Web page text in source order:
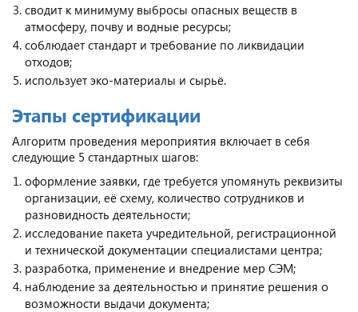
сводит к минимуму выбросы опасных веществ в
атмосферу, почву и водные ресурсы;
соблюдает стандарт и требование по ликвидации
отходов;
использует эко-материалы и сырьё.
Этапы сертификации
Алгоритм проведения мероприятия включает в себя
следующие 5 стандартных шагов:
оформление заявки, где требуется упомянуть реквизиты
организации, её схему, количество сотрудников и
разновидность деятельности;
исследование пакета учредительной, регистрационной
и технической документации специалистами центра;
разработка, применение и внедрение мер СЭМ;
наблюдение за деятельностью и принятие решения о
возможности выдачи документа;